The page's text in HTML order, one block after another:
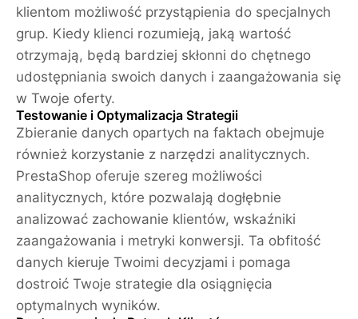
klientom możliwość przystąpienia do specjalnych
grup. Kiedy klienci rozumieją, jaką wartość
otrzymają, będą bardziej skłonni do chętnego
udostępniania swoich danych i zaangażowania się
w Twoje oferty.
Testowanie i Optymalizacja Strategii
Zbieranie danych opartych na faktach obejmuje
również korzystanie z narzędzi analitycznych.
PrestaShop oferuje szereg możliwości
analitycznych, które pozwalają dogłębnie
analizować zachowanie klientów, wskaźniki
zaangażowania i metryki konwersji. Ta obfitość
danych kieruje Twoimi decyzjami i pomaga
dostroić Twoje strategie dla osiągnięcia
optymalnych wyników.